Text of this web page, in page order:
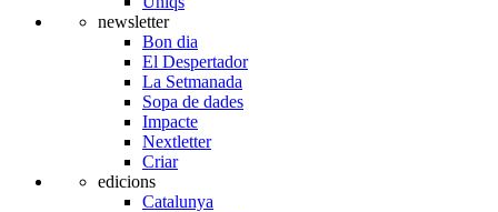
newsletter
Bon dia
El Despertador
La Setmanada
Sopa de dades
Impacte
Nextletter
Criar
edicions
Catalunya